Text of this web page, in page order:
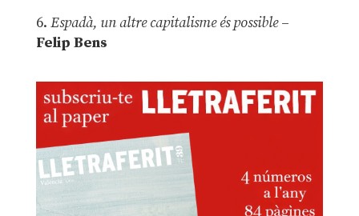
6. Espadà, un altre capitalisme és possible –
Felip Bens